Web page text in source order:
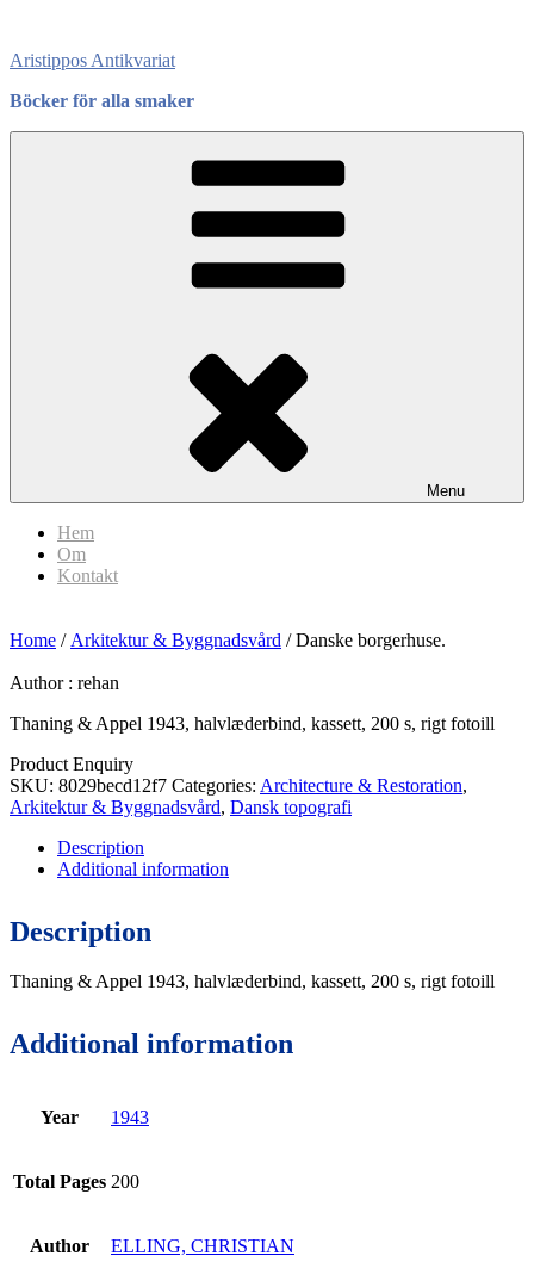
content
Aristippos Antikvariat
Böcker för alla smaker
Menu
Hem
Om
Kontakt
Home / Arkitektur & Byggnadsvård / Danske borgerhuse.
Author : rehan
Thaning & Appel 1943, halvlæderbind, kassett, 200 s, rigt fotoill
Product Enquiry
SKU: 8029becd12f7 Categories: Architecture & Restoration,
Arkitektur & Byggnadsvård, Dansk topografi
Description
Additional information
Description
Thaning & Appel 1943, halvlæderbind, kassett, 200 s, rigt fotoill
Additional information
Year 1943
Total Pages 200
Author ELLING, CHRISTIAN